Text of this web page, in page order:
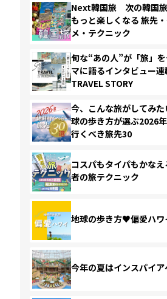
Next韓国旅 次の韓国
もっと楽しくなる 旅先
メ・テクニック
旬な“あの人”が「旅」
マに語るインタビュー連
TRAVEL STORY
今、こんな旅がしてみ
球の歩き方が選ぶ2026
行くべき旅先30
コスパもタイパもかな
者の旅テクニック
地球の歩き方♥偏愛ハワ
今年の夏はインスパイア